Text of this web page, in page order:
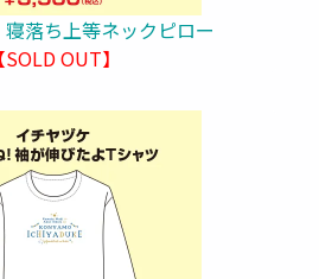
落ち上等ネックピロー
【SOLD OUT】